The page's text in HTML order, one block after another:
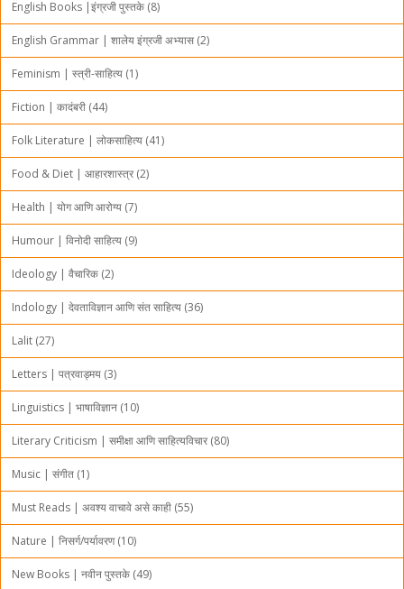
English Books |इंग्रजी पुस्तके (8)
English Grammar | शालेय इंग्रजी अभ्यास (2)
Feminism | स्त्री-साहित्य (1)
Fiction | कादंबरी (44)
Folk Literature | लोकसाहित्य (41)
Food & Diet | आहारशास्त्र (2)
Health | योग आणि आरोग्य (7)
Humour | विनोदी साहित्य (9)
Ideology | वैचारिक (2)
Indology | देवताविज्ञान आणि संत साहित्य (36)
Lalit (27)
Letters | पत्रवाड्मय (3)
Linguistics | भाषाविज्ञान (10)
Literary Criticism | समीक्षा आणि साहित्यविचार (80)
Music | संगीत (1)
Must Reads | अवश्य वाचावे असे काही (55)
Nature | निसर्ग/पर्यावरण (10)
New Books | नवीन पुस्तके (49)